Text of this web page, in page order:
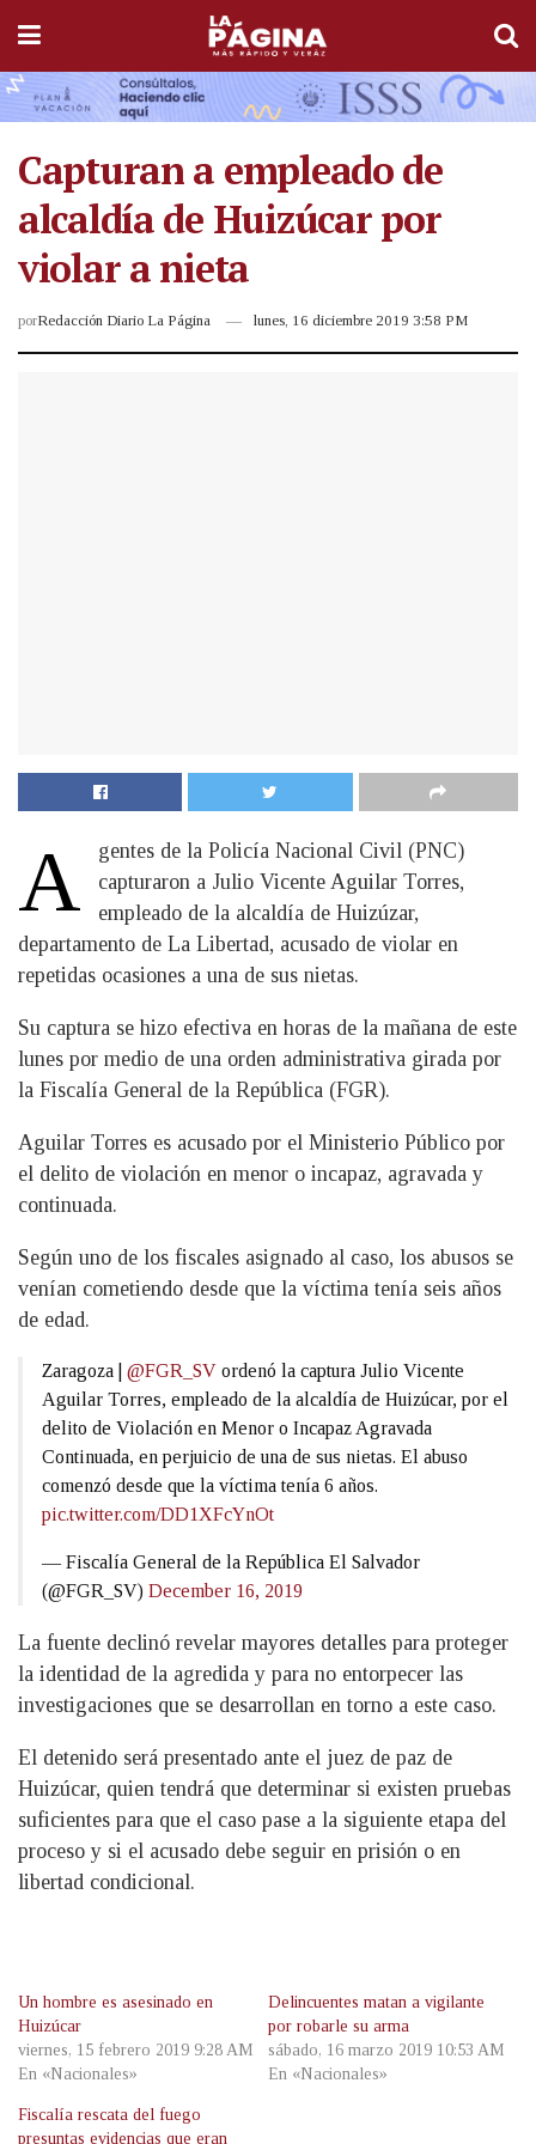
Capturan a empleado de
alcaldía de Huizúcar por
violar a nieta
porRedacción Diario La Página lunes, 16 diciembre 2019 3:58 PM
A
gentes de la Policía Nacional Civil (PNC)
capturaron a Julio Vicente Aguilar Torres,
empleado de la alcaldía de Huizúzar,
departamento de La Libertad, acusado de violar en
repetidas ocasiones a una de sus nietas.
Su captura se hizo efectiva en horas de la mañana de este
lunes por medio de una orden administrativa girada por
la Fiscalía General de la República (FGR).
Aguilar Torres es acusado por el Ministerio Público por
el delito de violación en menor o incapaz, agravada y
continuada.
Según uno de los fiscales asignado al caso, los abusos se
venían cometiendo desde que la víctima tenía seis años
de edad.
Zaragoza | @FGR_SV ordenó la captura Julio Vicente
Aguilar Torres, empleado de la alcaldía de Huizúcar, por el
delito de Violación en Menor o Incapaz Agravada
Continuada, en perjuicio de una de sus nietas. El abuso
comenzó desde que la víctima tenía 6 años.
pic.twitter.com/DD1XFcYnOt
— Fiscalía General de la República El Salvador
(@FGR_SV) December 16, 2019
La fuente declinó revelar mayores detalles para proteger
la identidad de la agredida y para no entorpecer las
investigaciones que se desarrollan en torno a este caso.
El detenido será presentado ante el juez de paz de
Huizúcar, quien tendrá que determinar si existen pruebas
suficientes para que el caso pase a la siguiente etapa del
proceso y si el acusado debe seguir en prisión o en
libertad condicional.
Un hombre es asesinado en
Huizúcar
viernes, 15 febrero 2019 9:28 AM
En «Nacionales»
Delincuentes matan a vigilante
por robarle su arma
sábado, 16 marzo 2019 10:53 AM
En «Nacionales»
Fiscalía rescata del fuego
presuntas evidencias que eran